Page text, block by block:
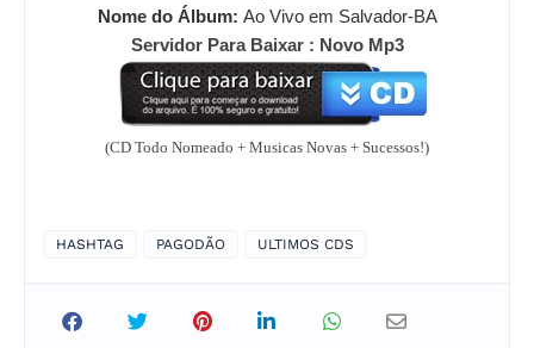
Nome do Álbum: Ao Vivo em Salvador-BA
Servidor Para Baixar : Novo Mp3
(CD Todo Nomeado + Musicas Novas + Sucessos!)
HASHTAG PAGODÃO ULTIMOS CDS